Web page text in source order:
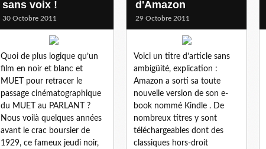
sans voix !
30 Octobre 2011
Quoi de plus logique qu’un
film en noir et blanc et
MUET pour retracer le
passage cinématographique
du MUET au PARLANT ?
Nous voilà quelques années
avant le crac boursier de
1929, ce fameux jeudi noir,
d'Amazon
29 Octobre 2011
Voici un titre d’article sans
ambigüité, explication :
Amazon a sorti sa toute
nouvelle version de son e-
book nommé Kindle . De
nombreux titres y sont
téléchargeables dont des
classiques hors-droit